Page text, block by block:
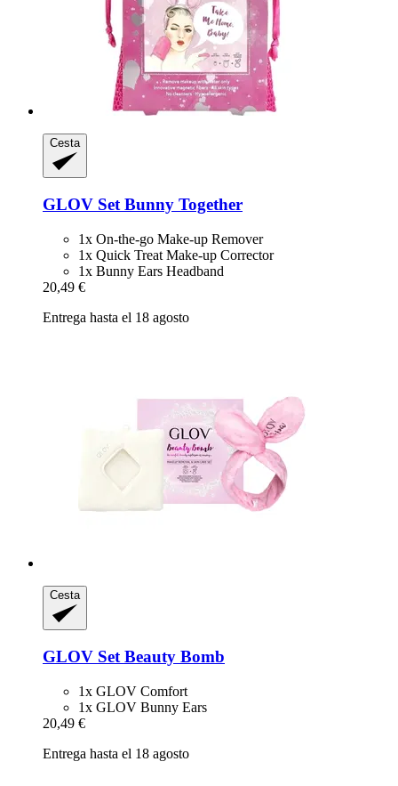
Cesta
GLOV Set Bunny Together
1x On-the-go Make-up Remover
1x Quick Treat Make-up Corrector
1x Bunny Ears Headband
20,49 €
Entrega hasta el 18 agosto
Cesta
GLOV Set Beauty Bomb
1x GLOV Comfort
1x GLOV Bunny Ears
20,49 €
Entrega hasta el 18 agosto